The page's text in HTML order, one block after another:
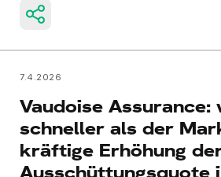
7.4.2026
Vaudoise Assurance:
schneller als der
kräftige Erhöhung